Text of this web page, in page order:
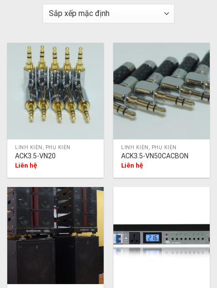
LINH KIỆN, PHỤ KIỆN
ACK3.5-VN20
Liên hệ
LINH KIỆN, PHỤ KIỆN
ACK3.5-VN50CACBON
Liên hệ